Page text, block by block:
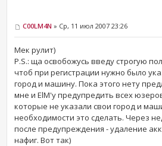
C00LM4N » Ср, 11 июл 2007 23:26
Мек рулит)
P.S.: ща освобожусь введу строгую
чтоб при регистрации нужно было
город и машину. Пока этого нету
мне и ElM'у предупредить всех
которые не указали свои город и
необходимости это сделать. Через
после предупреждения - удаление
нафиг. Вот так)